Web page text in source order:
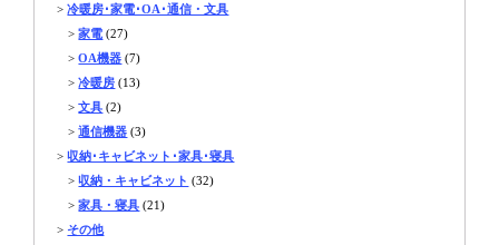
>冷暖房･家電･OA･通信・文具
>家電 (27)
>OA機器 (7)
>冷暖房 (13)
>文具 (2)
>通信機器 (3)
>収納･キャビネット･家具･寝具
>収納・キャビネット (32)
>家具・寝具 (21)
> その他